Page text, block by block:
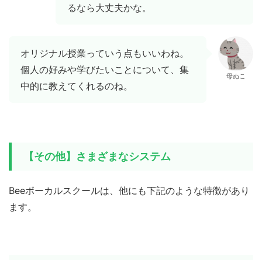
るなら大丈夫かな。
オリジナル授業っていう点もいいわね。
個人の好みや学びたいことについて、集
中的に教えてくれるのね。
母ぬこ
【その他】さまざまなシステム
Beeボーカルスクールは、他にも下記のような特徴があり
ます。